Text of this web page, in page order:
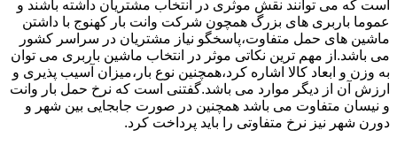
است که می توانند نقش موثری در انتخاب مشتریان داشته باشند و
عموما باربری های بزرگ همچون شرکت وانت بار کهنوج با داشتن
ماشین های حمل متفاوت،پاسخگو نیاز مشتریان در سراسر کشور
می باشد.از مهم ترین نکاتی موثر در انتخاب ماشین باربری می توان
به وزن و ابعاد کالا اشاره کرد،همچنین نوع بار،میزان آسیب پذیری و
ارزش آن از دیگر موارد می باشد.گفتنی است که نرخ حمل بار وانت
و نیسان متفاوت می باشد همچنین در صورت جابجایی بین شهر و
دورن شهر نیز نرخ متفاوتی را باید پرداخت کرد.